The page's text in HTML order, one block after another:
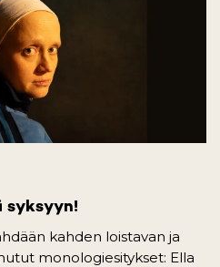
syksyyn!
kahden loistavan ja
monologiesitykset: Ella